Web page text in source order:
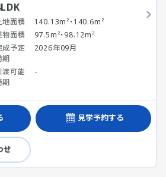
地面積
140.13m²・140.6m²
物面積
97.5m²・98.12m²
成予定
期
2026年09月
渡可能
期
-
見学予約する
せ